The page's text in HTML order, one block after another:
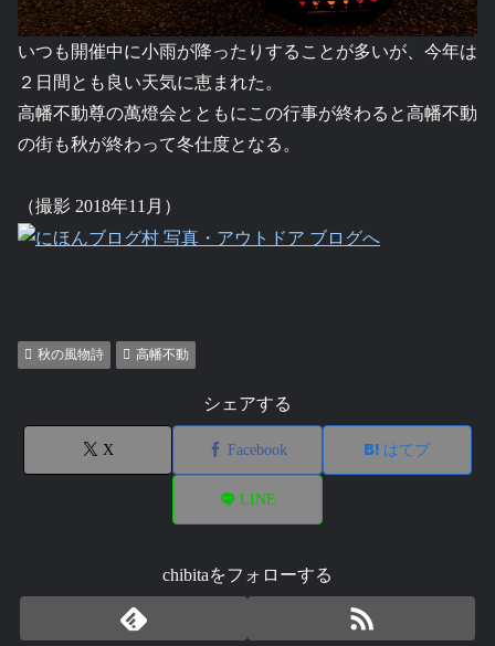
いつも開催中に小雨が降ったりすることが多いが、今年は
２日間とも良い天気に恵まれた。
高幡不動尊の萬燈会とともにこの行事が終わると高幡不動
の街も秋が終わって冬仕度となる。
（撮影 2018年11月）
秋の風物詩 高幡不動
シェアする
X Facebook はてブ
LINE
chibitaをフォローする